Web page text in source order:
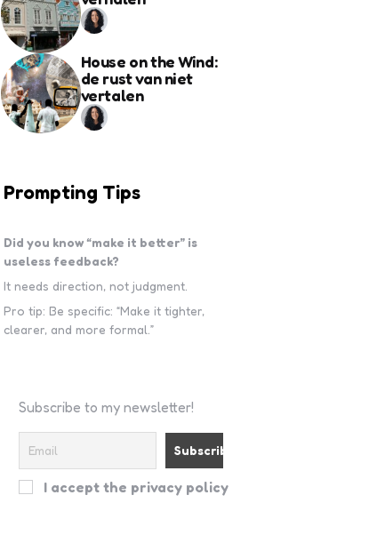
House on the Wind:
de rust van niet
vertalen
Prompting Tips
Did you know “make it better” is
useless feedback?
It needs direction, not judgment.
Pro tip: Be specific: “Make it tighter,
clearer, and more formal.”
Subscribe to my newsletter!
I accept the privacy policy